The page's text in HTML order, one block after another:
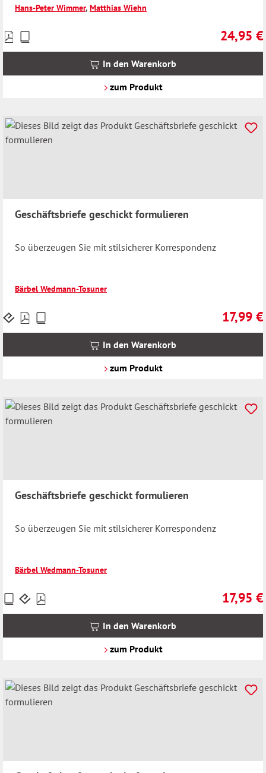
Hans-Peter Wimmer, Matthias Wiehn
24,95 €
Preise
inkl.
In den Warenkorb
zum Produkt
Geschäftsbriefe geschickt formulieren
So überzeugen Sie mit stilsicherer Korrespondenz
Bärbel Wedmann-Tosuner
17,99 €
Preise
In den Warenkorb
zum Produkt
Geschäftsbriefe geschickt formulieren
So überzeugen Sie mit stilsicherer Korrespondenz
Bärbel Wedmann-Tosuner
17,95 €
Preise
inkl.
In den Warenkorb
zum Produkt